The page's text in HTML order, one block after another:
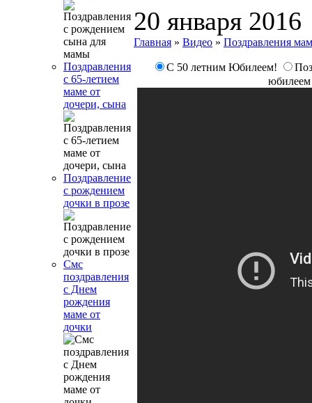
Поздравления
с 65-летием
маме от
дочери, сына
Поздравление
с рождением
дочки в прозе
Смс
поздравления
с Днем
рождения
маме от
дочки
20 января 2016
Главная » Видео » Поздравления
С 50 летним Юбилеем!
юбилеем